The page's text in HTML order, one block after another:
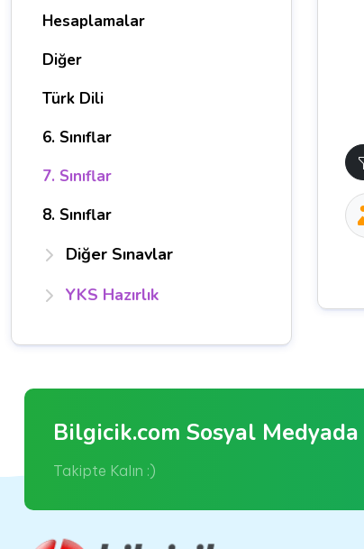
Hesaplamalar
Diğer
Türk Dili
6. Sınıflar
7. Sınıflar
8. Sınıflar
Diğer Sınavlar
YKS Hazırlık
Bilgicik.com Sosyal Medyada
Takipte Kalın :)